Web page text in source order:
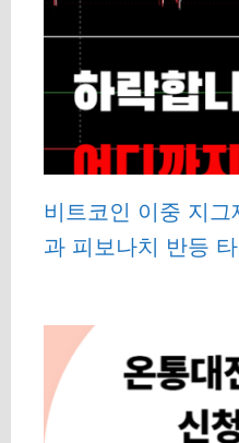
비트코인 이중 지
과 피보나치 반등